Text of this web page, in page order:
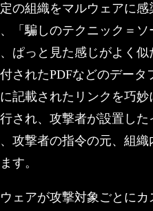
の組織をマルウェアに感
「騙しのテクニック＝
ぱっと見た感じがよく
されたPDFなどのデー
記載されたリンクを巧
され、攻撃者が設置し
攻撃者の指令の元、組
す。
ェアが攻撃対象ごとに